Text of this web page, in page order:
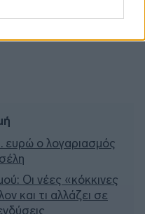
ευρώ ο λογαριασμός
Οι νέες «κόκκινες
και τι αλλάζει σε